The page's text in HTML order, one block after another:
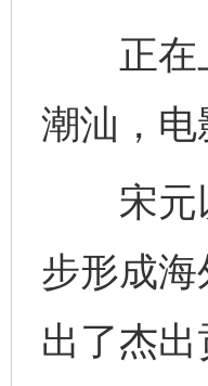
正在上
潮汕，
宋元以
步形成
出了杰